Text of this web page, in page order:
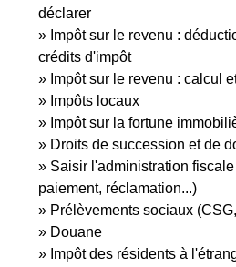
déclarer
Impôt sur le revenu :
crédits d'impôt
Impôt sur le revenu : calcul
Impôts locaux
Impôt sur la fortune
Droits de succession et de
Saisir l'administration
paiement, réclamation...)
Prélèvements sociaux
Douane
Impôt des résidents à